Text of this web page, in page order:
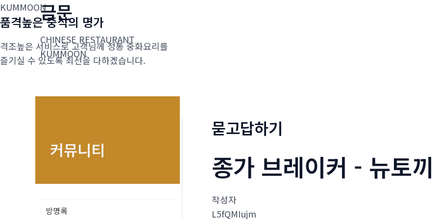
콘
텐
로
건
금문
CHINESE RESTAURANT
KUMMOON
KUMMOON
품격높은 중식의 명가
격조높은 서비스로 고객님께 정통 중화요리를
즐기실 수 있도록 최선을 다하겠습니다.
커뮤니티
방명록
묻고답하기
종가 브레이커 - 뉴토끼
작성자
L5fQMIujm